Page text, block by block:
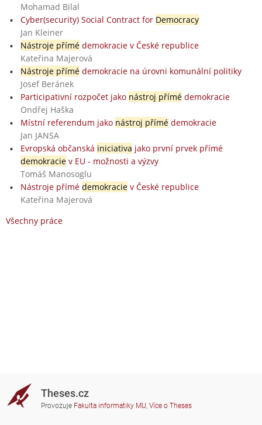
Mohamad Bilal
Cyber(security) Social Contract for Democracy
Jan Kleiner
Nástroje přímédemokracie v České republice
Kateřina Majerová
Nástroje přímédemokracie na úrovni komunální politiky
Josef Beránek
Participativní rozpočet jako nástroj přímédemokracie
Ondřej Haška
Místní referendum jako nástroj přímédemokracie
Jan JANSA
Evropská občanská iniciativa jako první prvek přímé
demokraciev EU - možnosti a výzvy
Tomáš Manosoglu
Nástroje přímé demokraciev České republice
Kateřina Majerová
Všechny práce
Theses.cz
Provozuje Fakulta informatiky MU, Více o Theses